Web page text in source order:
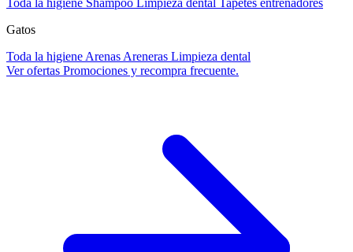
Toda la higiene Shampoo Limpieza dental Tapetes entrenadores
Gatos
Toda la higiene Arenas Areneras Limpieza dental
Ver ofertas Promociones y recompra frecuente.